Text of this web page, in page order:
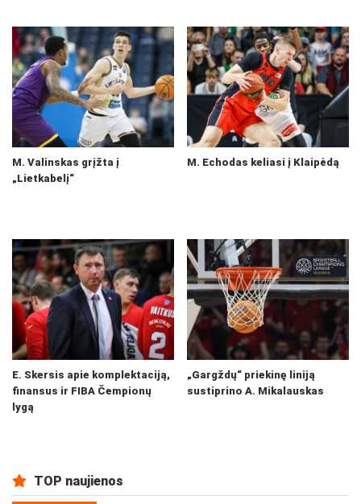
M. Valinskas grįžta į
„Lietkabelį“
M. Echodas keliasi į Klaipėdą
E. Skersis apie komplektaciją,
finansus ir FIBA Čempionų
lygą
„Gargždų“ priekinę liniją
sustiprino A. Mikalauskas
TOP naujienos